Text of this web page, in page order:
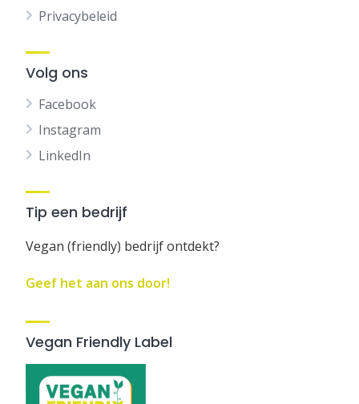
Privacybeleid
Volg ons
Facebook
Instagram
LinkedIn
Tip een bedrijf
Vegan (friendly) bedrijf ontdekt?
Geef het aan ons door!
Vegan Friendly Label